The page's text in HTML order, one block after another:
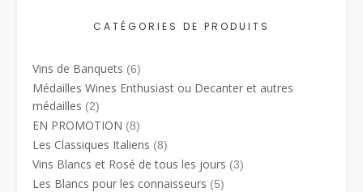
CATÉGORIES DE PRODUITS
Vins de Banquets (6)
Médailles Wines Enthusiast ou Decanter et autres
médailles (2)
EN PROMOTION (8)
Les Classiques Italiens (8)
Vins Blancs et Rosé de tous les jours (3)
Les Blancs pour les connaisseurs (5)